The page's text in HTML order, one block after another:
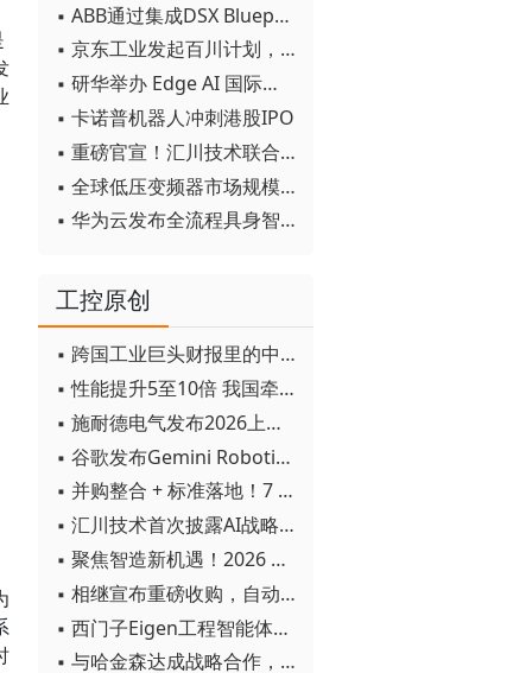
▪ ABB通过集成DSX Blueprint AI基础设施，扩大与英伟达的合作
▪ 京东工业发起百川计划， 构建工业大模型新生态
▪ 研华举办 Edge AI 国际论坛
▪ 卡诺普机器人冲刺港股IPO
▪ 重磅官宣！汇川技术联合发起 D12 联盟，开创产教融合新范式
▪ 全球低压变频器市场规模2030年将超170亿美元
▪ 华为云发布全流程具身智能开发平台CloudRobo
工控原创
▪ 跨国工业巨头财报里的中国成绩单
▪ 性能提升5至10倍 我国牵头制定的WiTSnet工业以太网国际标准正式发布
▪ 施耐德电气发布2026上半年可持续发展成绩单 "Impact 2030"路线图开局稳健
▪ 谷歌发布Gemini Robotics 2模型 实现人形机器人全身智能控制突破
▪ 并购整合 + 标准落地！7 月工业自动化产业动态速递
▪ 汇川技术首次披露AI战略进展：从两个方面推动“AI业务化”落地
▪ 聚焦智造新机遇！2026 青岛数字化及智能制造技术论坛圆满落幕
▪ 相继宣布重磅收购，自动化巨头新一轮并购潮剑指何方？
▪ 西门子Eigen工程智能体落地中国，工业AI跨越物理世界“确定性”拐点
▪ 与哈金森达成战略合作，乐聚机器人何以持续获得工业巨头青睐？